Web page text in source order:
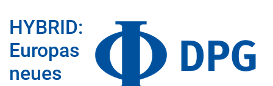
HYBRID:
Europas
neues